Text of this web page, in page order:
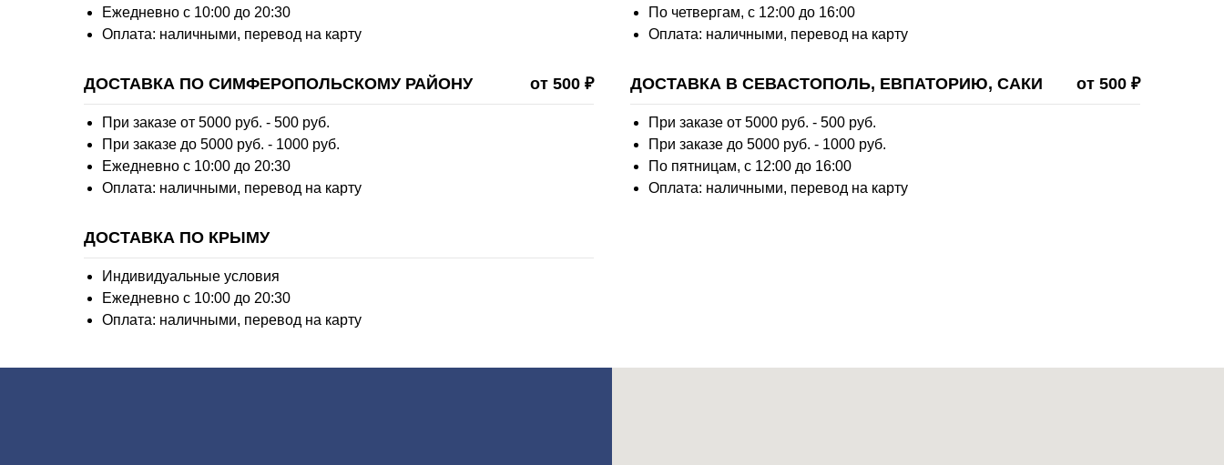
Ежедневно с 10:00 до 20:30
Оплата: наличными, перевод на карту
ДОСТАВКА ПО СИМФЕРОПОЛЬСКОМУ РАЙОНУ от 500 ₽
При заказе от 5000 руб. - 500 руб.
При заказе до 5000 руб. - 1000 руб.
Ежедневно с 10:00 до 20:30
Оплата: наличными, перевод на карту
ДОСТАВКА ПО КРЫМУ
Индивидуальные условия
Ежедневно с 10:00 до 20:30
Оплата: наличными, перевод на карту
По четвергам, с 12:00 до 16:00
Оплата: наличными, перевод на карту
ДОСТАВКА В СЕВАСТОПОЛЬ, ЕВПАТОРИЮ, САКИ от 500 ₽
При заказе от 5000 руб. - 500 руб.
При заказе до 5000 руб. - 1000 руб.
По пятницам, с 12:00 до 16:00
Оплата: наличными, перевод на карту